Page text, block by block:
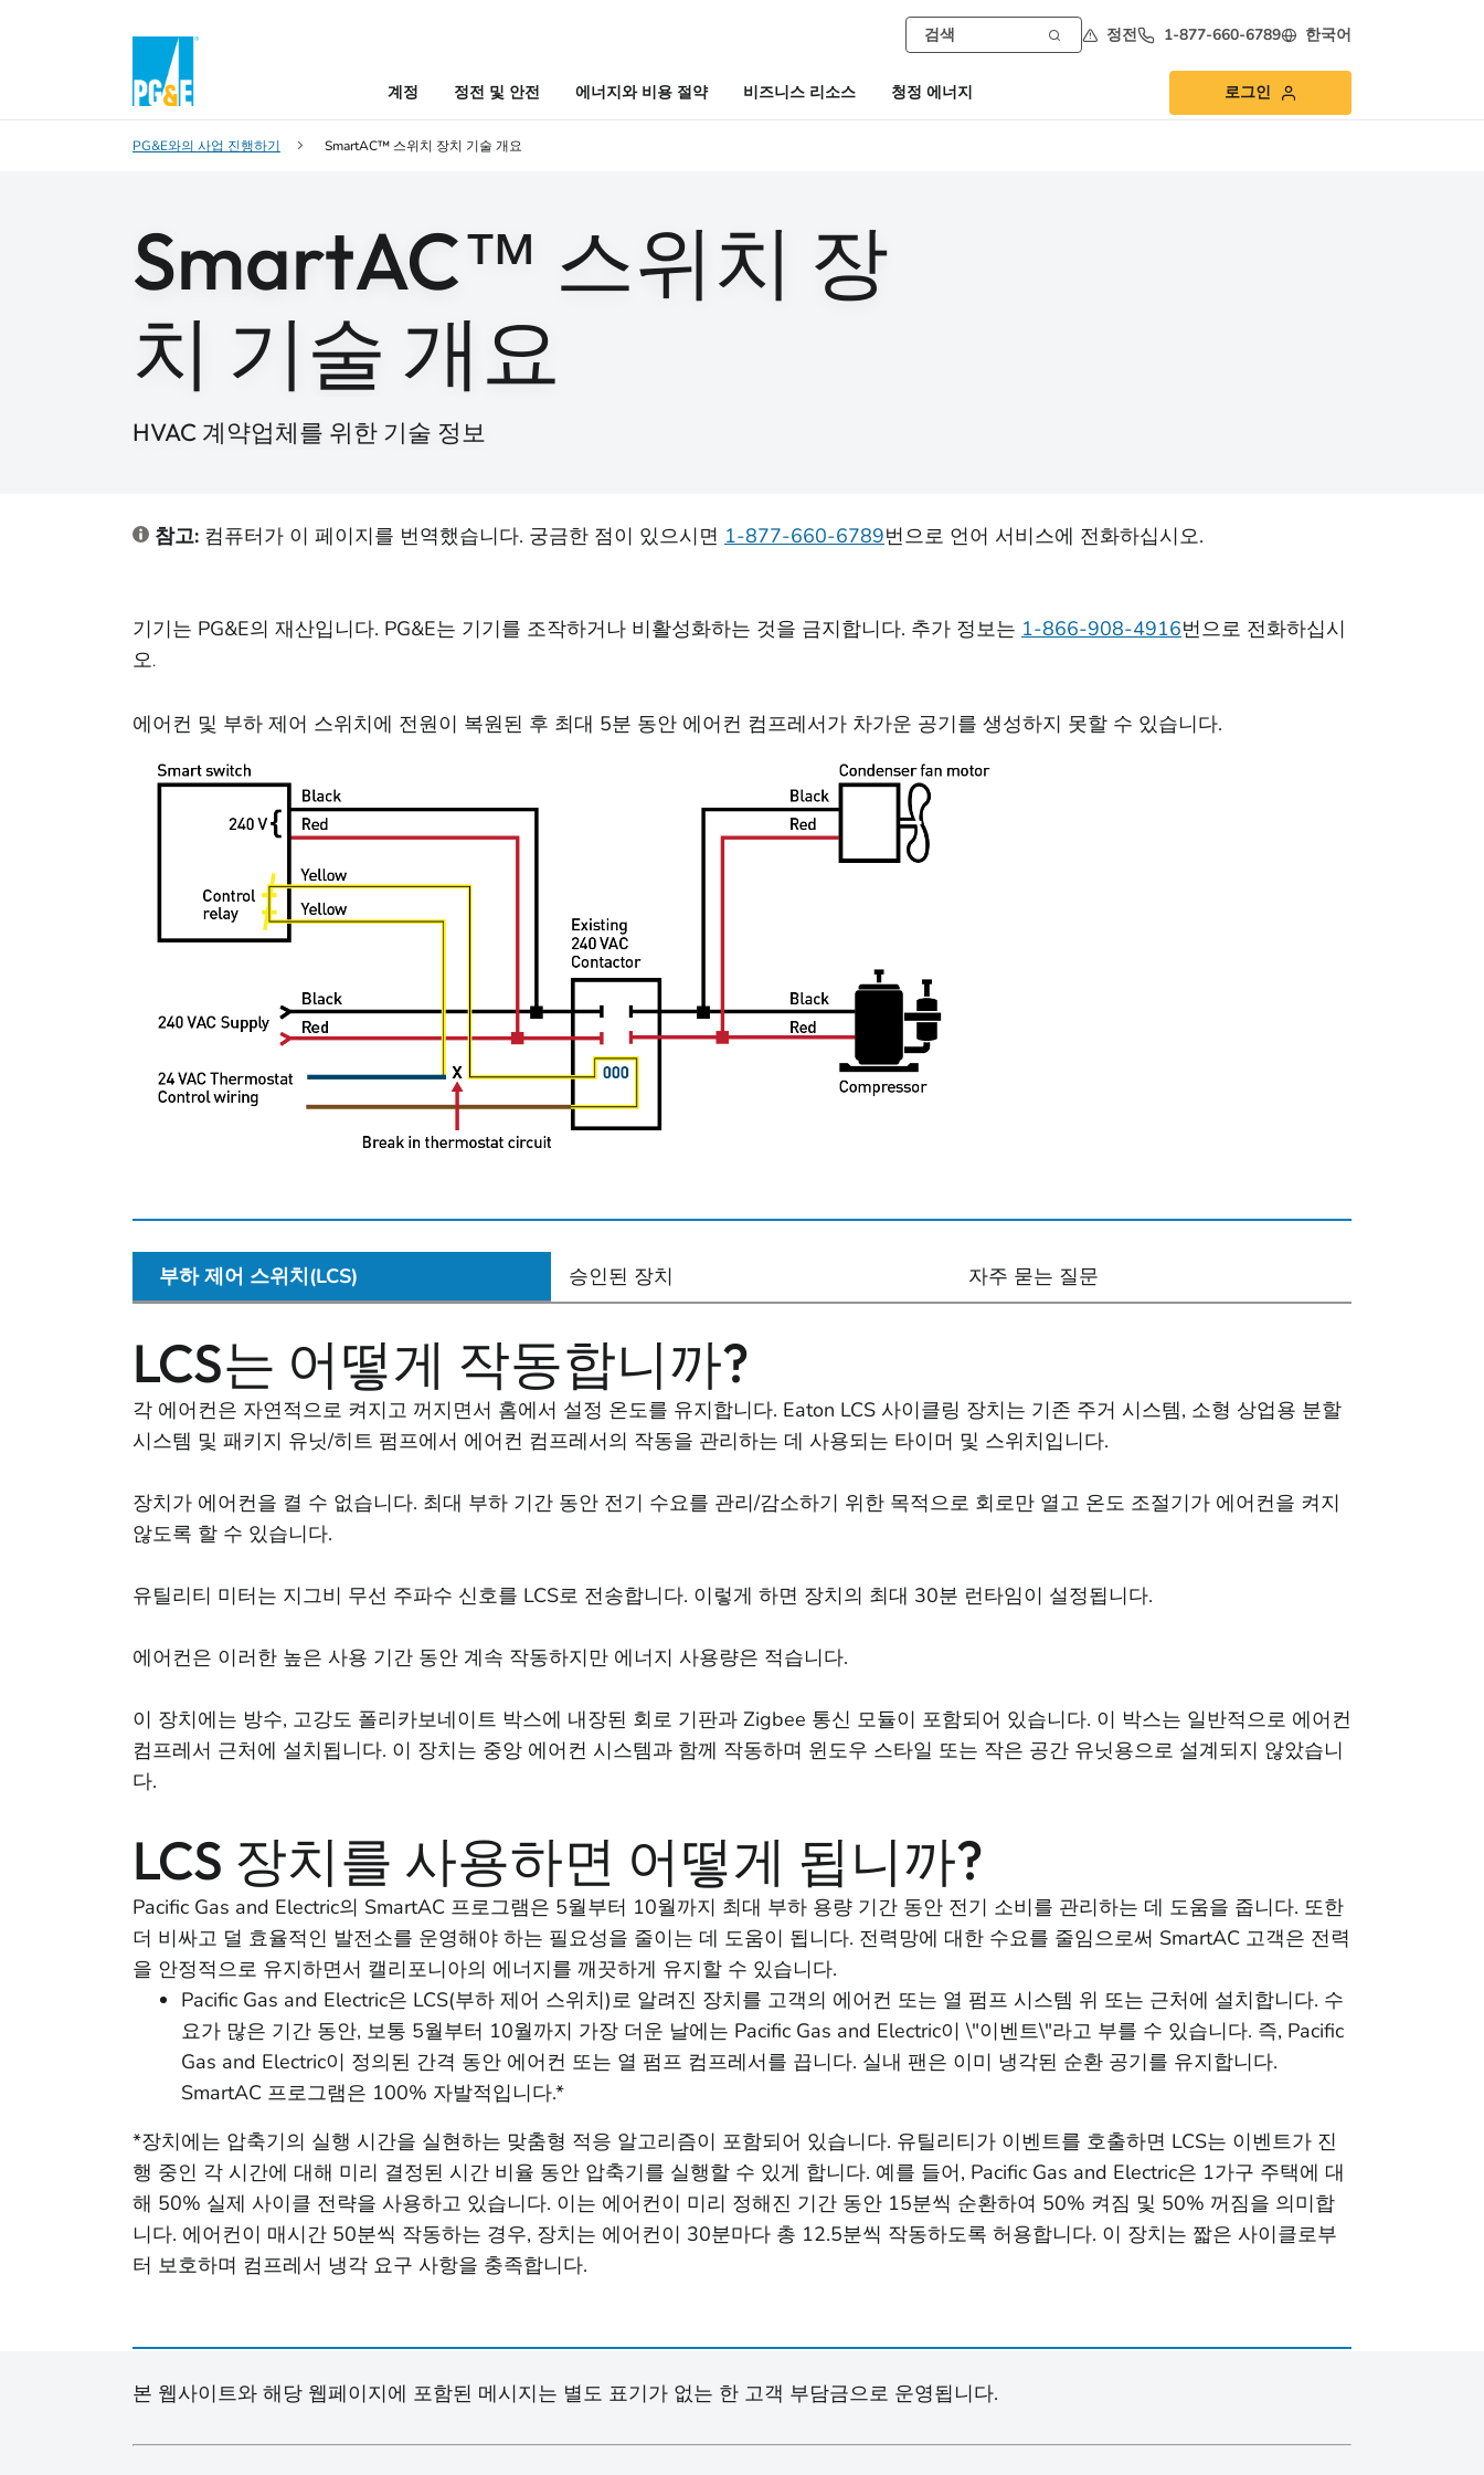
정전 1-877-660-6789 한국어
계정 정전 및 안전 에너지와 비용 절약 비즈니스 리소스 청정 에너지 로그인
PG&E와의 사업 진행하기 SmartAC™ 스위치 장치 기술 개요
SmartAC™ 스위치 장
치 기술 개요
HVAC 계약업체를 위한 기술 정보
참고: 컴퓨터가 이 페이지를 번역했습니다. 궁금한 점이 있으시면 1-877-660-6789번으로 언어 서비스에 전화하십시오.
기기는 PG&E의 재산입니다. PG&E는 기기를 조작하거나 비활성화하는 것을 금지합니다. 추가 정보는 1-866-908-4916번으로 전화하십시
오.
에어컨 및 부하 제어 스위치에 전원이 복원된 후 최대 5분 동안 에어컨 컴프레서가 차가운 공기를 생성하지 못할 수 있습니다.
부하 제어 스위치(LCS) 승인된 장치 자주 묻는 질문
LCS는 어떻게 작동합니까?
각 에어컨은 자연적으로 켜지고 꺼지면서 홈에서 설정 온도를 유지합니다. Eaton LCS 사이클링 장치는 기존 주거 시스템, 소형 상업용 분할
시스템 및 패키지 유닛/히트 펌프에서 에어컨 컴프레서의 작동을 관리하는 데 사용되는 타이머 및 스위치입니다.
장치가 에어컨을 켤 수 없습니다. 최대 부하 기간 동안 전기 수요를 관리/감소하기 위한 목적으로 회로만 열고 온도 조절기가 에어컨을 켜지
않도록 할 수 있습니다.
유틸리티 미터는 지그비 무선 주파수 신호를 LCS로 전송합니다. 이렇게 하면 장치의 최대 30분 런타임이 설정됩니다.
에어컨은 이러한 높은 사용 기간 동안 계속 작동하지만 에너지 사용량은 적습니다.
이 장치에는 방수, 고강도 폴리카보네이트 박스에 내장된 회로 기판과 Zigbee 통신 모듈이 포함되어 있습니다. 이 박스는 일반적으로 에어컨
컴프레서 근처에 설치됩니다. 이 장치는 중앙 에어컨 시스템과 함께 작동하며 윈도우 스타일 또는 작은 공간 유닛용으로 설계되지 않았습니
다.
LCS 장치를 사용하면 어떻게 됩니까?
Pacific Gas and Electric의 SmartAC 프로그램은 5월부터 10월까지 최대 부하 용량 기간 동안 전기 소비를 관리하는 데 도움을 줍니다. 또한
더 비싸고 덜 효율적인 발전소를 운영해야 하는 필요성을 줄이는 데 도움이 됩니다. 전력망에 대한 수요를 줄임으로써 SmartAC 고객은 전력
을 안정적으로 유지하면서 캘리포니아의 에너지를 깨끗하게 유지할 수 있습니다.
Pacific Gas and Electric은 LCS(부하 제어 스위치)로 알려진 장치를 고객의 에어컨 또는 열 펌프 시스템 위 또는 근처에 설치합니다. 수
요가 많은 기간 동안, 보통 5월부터 10월까지 가장 더운 날에는 Pacific Gas and Electric이 \"이벤트\"라고 부를 수 있습니다. 즉, Pacific
Gas and Electric이 정의된 간격 동안 에어컨 또는 열 펌프 컴프레서를 끕니다. 실내 팬은 이미 냉각된 순환 공기를 유지합니다.
SmartAC 프로그램은 100% 자발적입니다.*
*장치에는 압축기의 실행 시간을 실현하는 맞춤형 적응 알고리즘이 포함되어 있습니다. 유틸리티가 이벤트를 호출하면 LCS는 이벤트가 진
행 중인 각 시간에 대해 미리 결정된 시간 비율 동안 압축기를 실행할 수 있게 합니다. 예를 들어, Pacific Gas and Electric은 1가구 주택에 대
해 50% 실제 사이클 전략을 사용하고 있습니다. 이는 에어컨이 미리 정해진 기간 동안 15분씩 순환하여 50% 켜짐 및 50% 꺼짐을 의미합
니다. 에어컨이 매시간 50분씩 작동하는 경우, 장치는 에어컨이 30분마다 총 12.5분씩 작동하도록 허용합니다. 이 장치는 짧은 사이클로부
터 보호하며 컴프레서 냉각 요구 사항을 충족합니다.
본 웹사이트와 해당 웹페이지에 포함된 메시지는 별도 표기가 없는 한 고객 부담금으로 운영됩니다.